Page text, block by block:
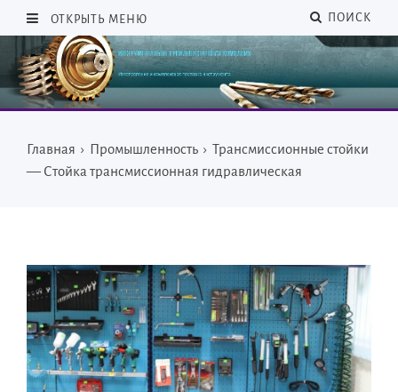
ОТКРЫТЬ МЕНЮ ПОИСК
Главная › Промышленность › Трансмиссионные стойки
— Стойка трансмиссионная гидравлическая